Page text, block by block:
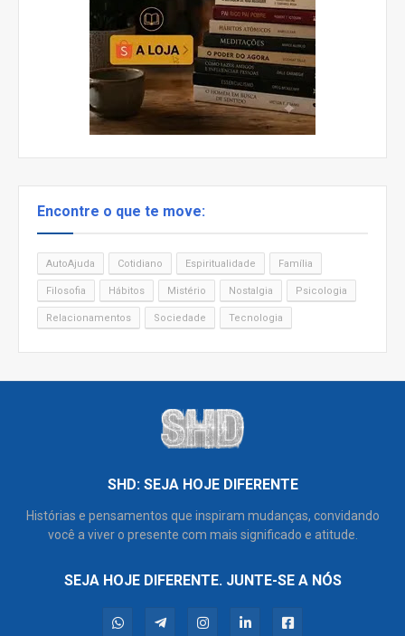
Encontre o que te move:
AutoAjuda Cotidiano Espiritualidade Família
Filosofia Hábitos Mistério Nostalgia Psicologia
Relacionamentos Sociedade Tecnologia
SHD: SEJA HOJE DIFERENTE
Histórias e pensamentos que inspiram mudanças, convidando
você a viver o presente com mais significado e atitude.
SEJA HOJE DIFERENTE. JUNTE-SE A NÓS